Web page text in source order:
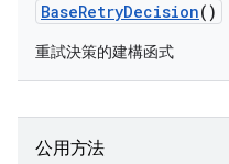
BaseRetryDecision()
重試決策的建構函式
公用方法